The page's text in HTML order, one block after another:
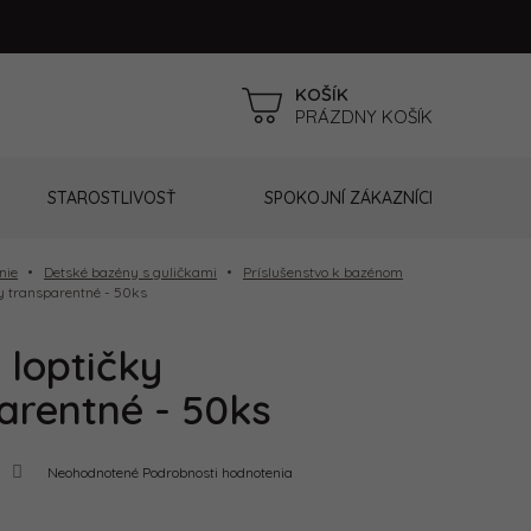
NÁKUPNÝPRÁZDNY KOŠÍK
STAROSTLIVOSŤ SPOKOJNÍ ZÁKAZNÍCI
Detské bazény s guličkami
Príslušenstvo k bazénom
transparentné - 50ks
loptičky
- 50ks
Priemerné
Neohodnotené Podrobnosti hodnotenia